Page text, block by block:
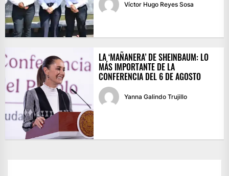
Víctor Hugo Reyes Sosa
LA ‘MAÑANERA’ DE SHEINBAUM: LO
MÁS IMPORTANTE DE LA
CONFERENCIA DEL 6 DE AGOSTO
Yanna Galindo Trujillo